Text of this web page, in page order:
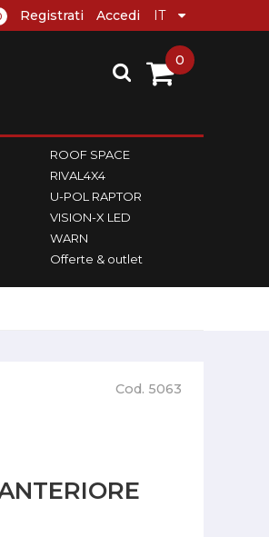
Registrati Accedi
ROOF SPACE
RIVAL4X4
U-POL RAPTOR
VISION-X LED
WARN
Offerte & outlet
0
Cod. 5063